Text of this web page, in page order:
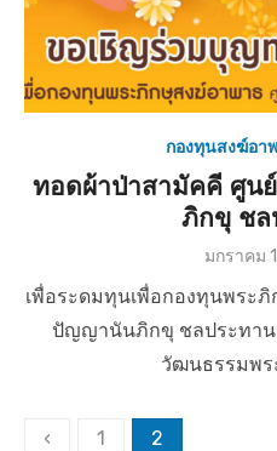
กองทุนสงฆ์อา
ทอดผ้าป่าสามัคคี ศู
ภิกขุ ชล
P
s
e
d
มกราคม
เพื่อระดมทุนเพื่อกองทุนพระ
ปัญญานันภิกขุ ชลประทาน
วัฒนธรรมพ
‹ 1 2